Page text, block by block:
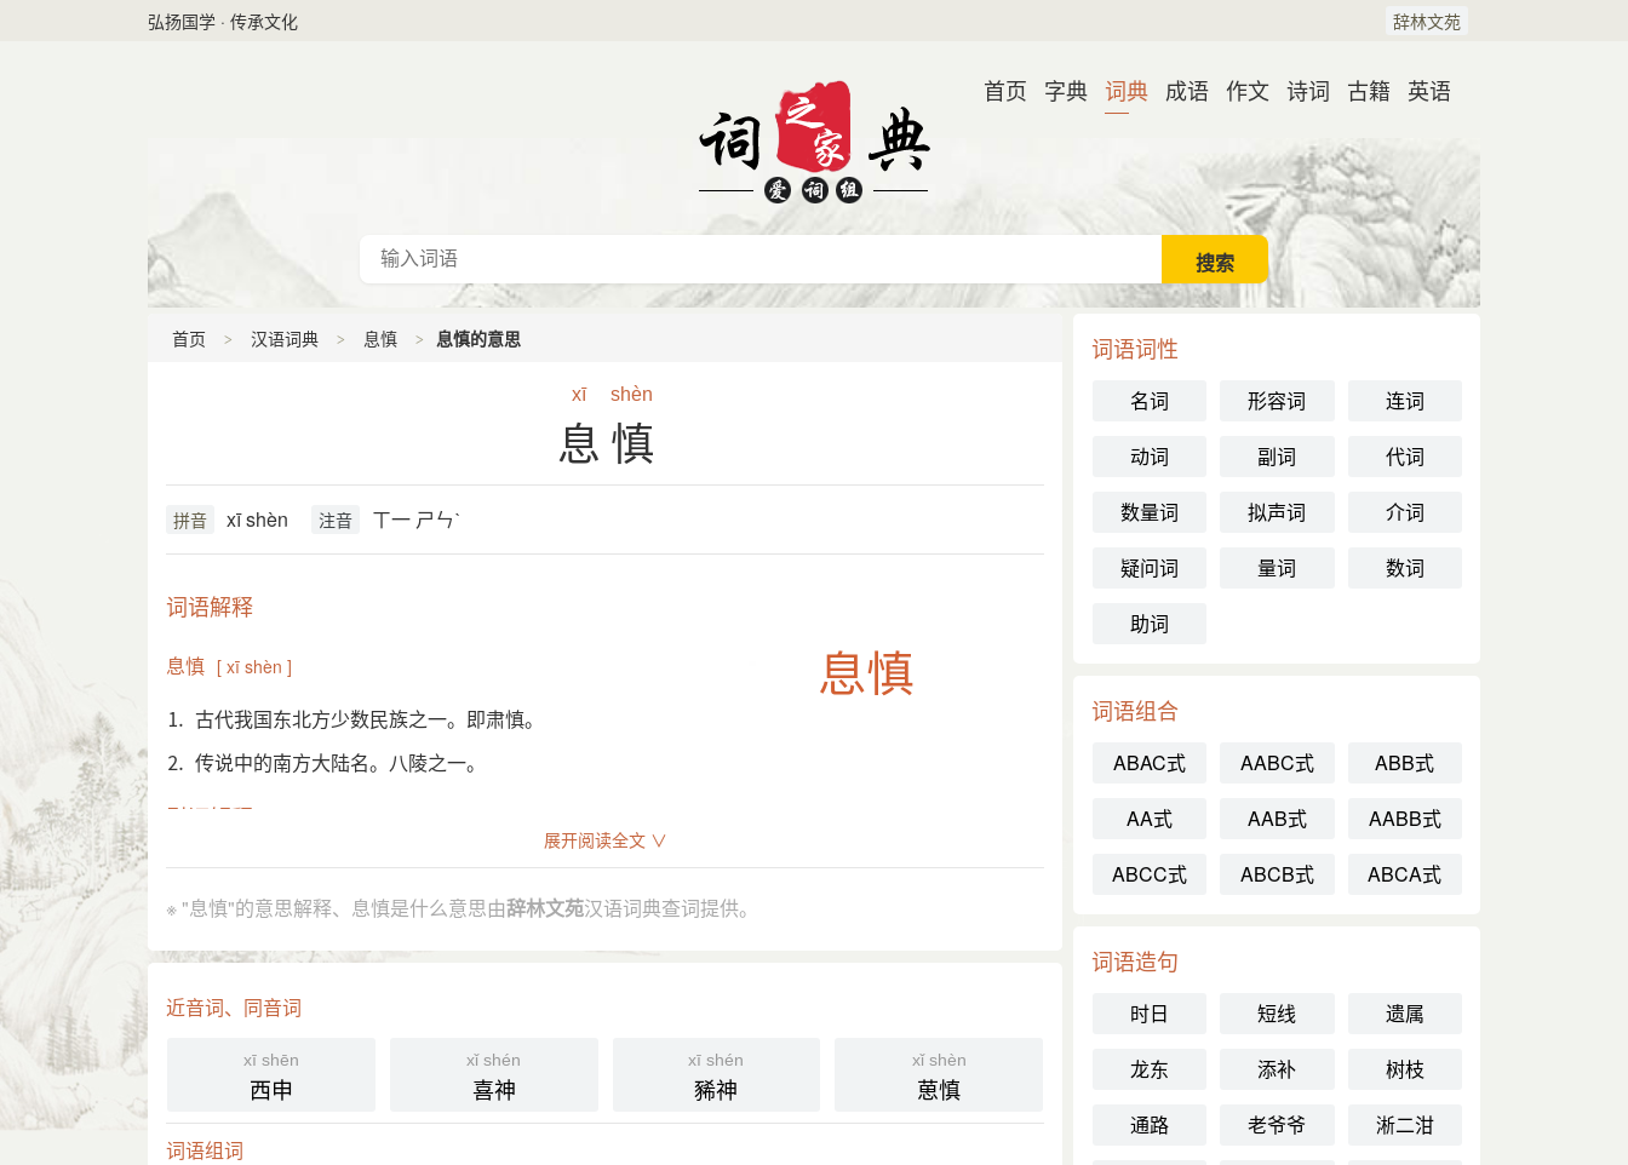
弘扬国学 · 传承文化 辞林文苑
首页 字典 词典 成语 作文 诗词 古籍 英语
首页 汉语词典 息慎 息慎的意思
xī shèn
息慎
拼音 xī shèn 注音 ㄒ一 ㄕㄣˋ
词语解释
息慎 [ xī shèn ]
⒈ 古代我国东北方少数民族之一。即肃慎。
⒉ 传说中的南方大陆名。八陵之一。
引证解释
⒈ 古代我国东北方少数民族之一。即 肃慎。
引 《竹书纪年》卷上：“二十五年， 息慎 氏来朝，贡弓矢。”
裴駰 集解引 郑玄 曰：“息慎，或谓之 肃慎，东北夷。”
⒉ 传说中的南方大陆名。八陵之一。
分字解释
xī shèn
展开阅读全文 ∨
※ "息慎"的意思解释、息慎是什么意思由辞林文苑汉语词典查词提供。
近音词、同音词
xī shēn
西申
xǐ shén
喜神
xī shén
豨神
xǐ shèn
葸慎
词语组词
词语词性
名词 形容词
连词
动词
副词
代词
数量词
拟声词
介词
疑问词
量词
数词
助词
词语组合
ABAC式 AABC式
ABB式
AA式
AAB式
AABB式
ABCC式
ABCB式 ABCA式
词语造句
时日 短线
遗属
龙东
添补
树枝
通路
老爷爷
淅二泔